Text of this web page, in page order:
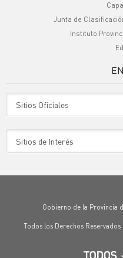
Junta de
Instituto
Gobierno de la Provincia
Todos los Derechos Reservados